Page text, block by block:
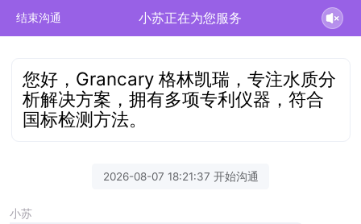
结束沟通 小苏正在为您服务
您好，Grancary 格林凯瑞，专注水质分
析解决方案，拥有多项专利仪器，符合
国标检测方法。
2026-08-07 18:21:37 开始沟通
小苏